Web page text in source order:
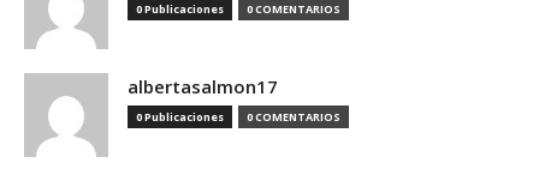
0 Publicaciones 0 COMENTARIOS
albertasalmon17
0 Publicaciones 0 COMENTARIOS